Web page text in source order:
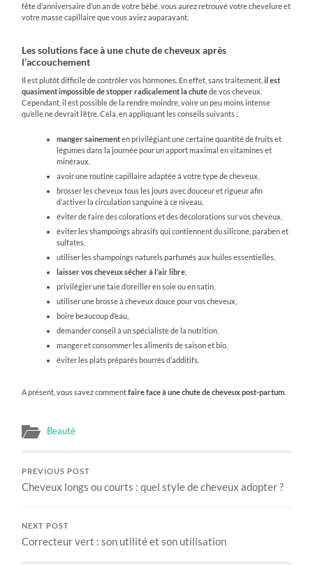
fête d’anniversaire d’un an de votre bébé, vous aurez retrouvé votre chevelure et
votre masse capillaire que vous aviez auparavant.
Les solutions face à une chute de cheveux après
l’accouchement
Il est plutôt difficile de contrôler vos hormones. En effet, sans traitement, il est
quasiment impossible de stopper radicalement la chutede vos cheveux.
Cependant, il est possible de la rendre moindre, voire un peu moins intense
qu’elle ne devrait l’être. Cela, en appliquant les conseils suivants :
manger sainementen privilégiant une certaine quantité de fruits et
légumes dans la journée pour un apport maximal en vitamines et
minéraux,
avoir une routine capillaire adaptée à votre type de cheveux,
brosser les cheveux tous les jours avec douceur et rigueur afin
d’activer la circulation sanguine à ce niveau,
éviter de faire des colorations et des décolorations sur vos cheveux,
éviter les shampoings abrasifs qui contiennent du silicone, paraben et
sulfates,
utiliser les shampoings naturels parfumés aux huiles essentielles,
laisser vos cheveux sécher à l’air libre
privilégier une taie d’oreiller en soie ou en satin,
utiliser une brosse à cheveux douce pour vos cheveux,
boire beaucoup d’eau,
demander conseil à un spécialiste de la nutrition,
manger et consommer les aliments de saison et bio,
éviter les plats préparés bourrés d’additifs.
A présent, vous savez commentfaire face à une chute de cheveux post-partum
Beauté
PREVIOUS POST
Cheveux longs ou courts : quel style de cheveux adopter ?
NEXT POST
Correcteur vert : son utilité et son utilisation